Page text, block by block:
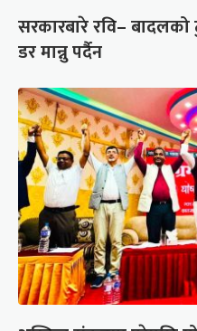
सरकारबारे रवि–
डर मान्नु पर्दैन